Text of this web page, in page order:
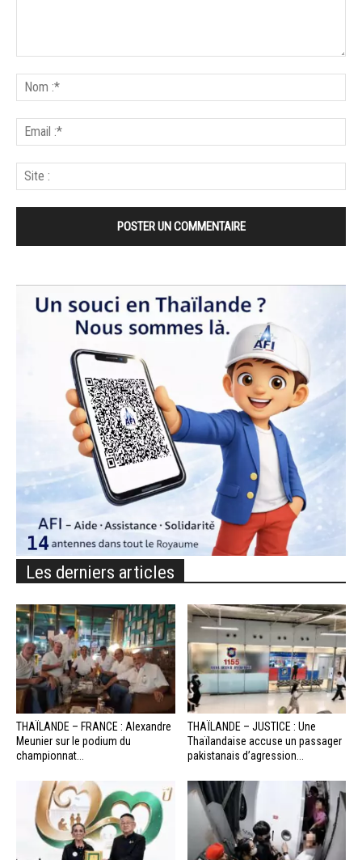
Les derniers articles
THAÏLANDE – FRANCE : Alexandre
Meunier sur le podium du
championnat...
THAÏLANDE – JUSTICE : Une
Thaïlandaise accuse un passager
pakistanais d’agression...